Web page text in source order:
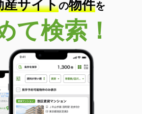
産サイトの物件を
て検索！